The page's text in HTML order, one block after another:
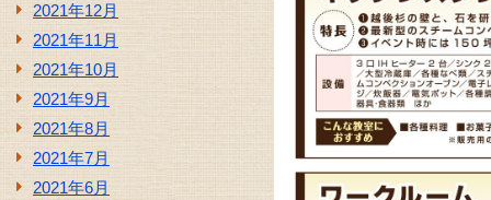
2021年12月
2021年11月
2021年10月
2021年9月
2021年8月
2021年7月
2021年6月